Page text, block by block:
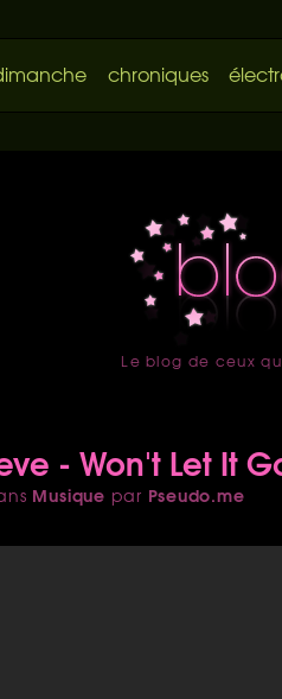
chroniques
accueil
Le blog de ceux
- Won't Let It
Musique par Pseudo.me